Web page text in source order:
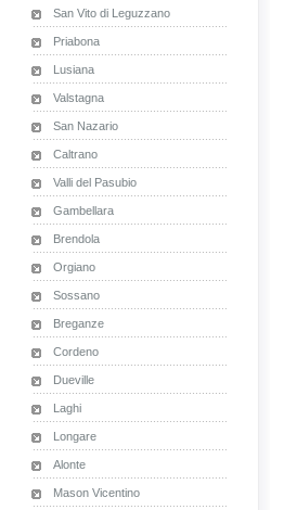
San Vito di Leguzzano
Priabona
Lusiana
Valstagna
San Nazario
Caltrano
Valli del Pasubio
Gambellara
Brendola
Orgiano
Sossano
Breganze
Cordeno
Dueville
Laghi
Longare
Alonte
Mason Vicentino